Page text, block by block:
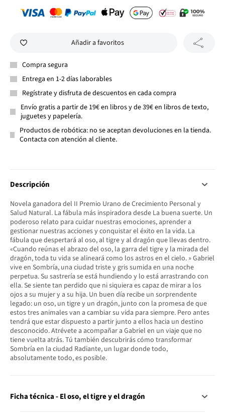
Añadir a favoritos
Compra segura
Entrega en 1-2 días laborables
Regístrate y disfruta de descuentos en cada compra
Envío gratis a partir de 19€ en libros y de 39€ en libros de texto,
juguetes y papelería.
Productos de robótica: no se aceptan devoluciones en la tienda.
Contacta con atención al cliente.
Descripción
Novela ganadora del II Premio Urano de Crecimiento Personal y
Salud Natural. La fábula más inspiradora desde La buena suerte. Un
poderoso relato para cuidar nuestras emociones, aprender a
gestionar nuestras acciones y conquistar el éxito en la vida. La
fábula que despertará al oso, al tigre y al dragón que llevas dentro.
«Cuando reúnas el abrazo del oso, la garra del tigre y la mirada del
dragón, toda tu vida se alineará como los astros en el cielo. » Gabriel
vive en Sombría, una ciudad triste y gris sumida en una noche
perpetua. Su sastrería se está hundiendo y lo está arrastrando con
ella. Se siente tan perdido que ni siquiera es capaz de mirar a los
ojos a su mujer y a su hija. Un buen día recibe un sorprendente
legado: un oso, un tigre y un dragón, junto con la promesa de que
estos tres animales van a cambiar su vida para siempre. Pero antes
tendrá que estar dispuesto a partir junto a ellos hacia un destino
desconocido. Atrévete a acompañar a Gabriel en un viaje que no
tiene vuelta atrás. Tú también descubrirás cómo transformar
Sombría en la ciudad Radiante, un lugar donde todo,
absolutamente todo, es posible.
Ficha técnica - El oso, el tigre y el dragón